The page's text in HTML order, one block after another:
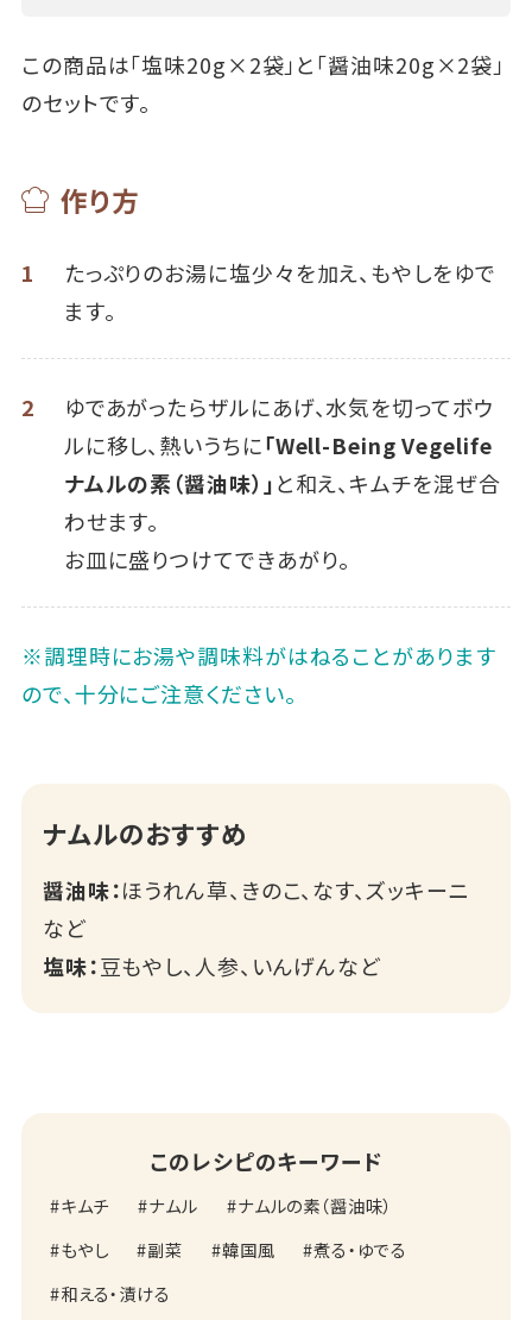
この商品は「塩味20g×2袋」と「醤油味20g×2袋」
のセットです。
作り方
1
たっぷりのお湯に塩少々を加え、もやしをゆで
ます。
2
ゆであがったらザルにあげ、水気を切ってボウ
ルに移し、熱いうちに「Well-Being Vegelife
ナムルの素（醤油味）」と和え、キムチを混ぜ合
わせます。
お皿に盛りつけてできあがり。
※調理時にお湯や調味料がはねることがあります
ので、十分にご注意ください。
ナムルのおすすめ
醤油味：ほうれん草、きのこ、なす、ズッキーニ
など
塩味：豆もやし、人参、いんげんなど
このレシピのキーワード
キムチ ナムル
ナムルの素（醤油味）
もやし
副菜 韓国風
煮る・ゆでる
和える・漬ける